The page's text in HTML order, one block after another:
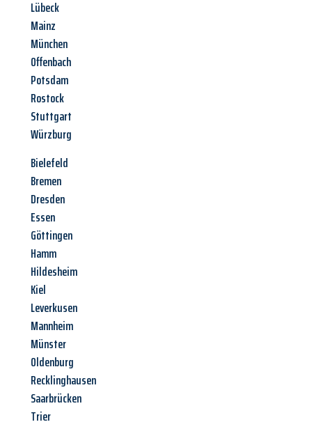
Lübeck
Mainz
München
Offenbach
Potsdam
Rostock
Stuttgart
Würzburg
Bielefeld
Bremen
Dresden
Essen
Göttingen
Hamm
Hildesheim
Kiel
Leverkusen
Mannheim
Münster
Oldenburg
Recklinghausen
Saarbrücken
Trier